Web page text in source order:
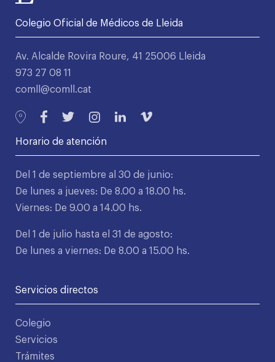
Colegio Oficial de Médicos de Lleida
Av. Alcalde Rovira Roure, 41 25006 Lleida
973 27 08 11
comll@comll.cat
Horario de atención
Del 1 de septiembre al 30 de junio:
De lunes a jueves: De 8.00 a 18.00 hs.
Viernes: De 9.00 a 14.00 hs.
Del 1 de julio hasta el 31 de agosto:
De lunes a viernes: De 8.00 a 15.00 hs.
Servicios directos
Colegio
Servicios
Trámites